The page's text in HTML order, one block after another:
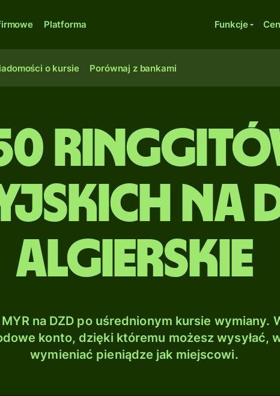
Platforma Funkcje
o kursie Porównaj z bankami
na
algierskie
na DZD po uśrednionym kursie wymiany.
konto, dzięki któremu możesz wysyłać,
wymieniać pieniądze jak miejscowi.